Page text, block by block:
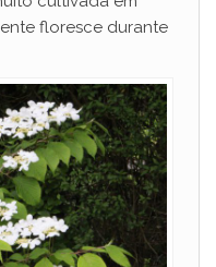
floresce durante